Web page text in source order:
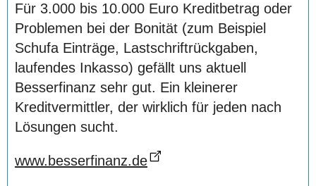
Für 3.000 bis 10.000 Euro Kreditbetrag oder
Problemen bei der Bonität (zum Beispiel
Schufa Einträge, Lastschriftrückgaben,
laufendes Inkasso) gefällt uns aktuell
Besserfinanz sehr gut. Ein kleinerer
Kreditvermittler, der wirklich für jeden nach
Lösungen sucht.
www.besserfinanz.de